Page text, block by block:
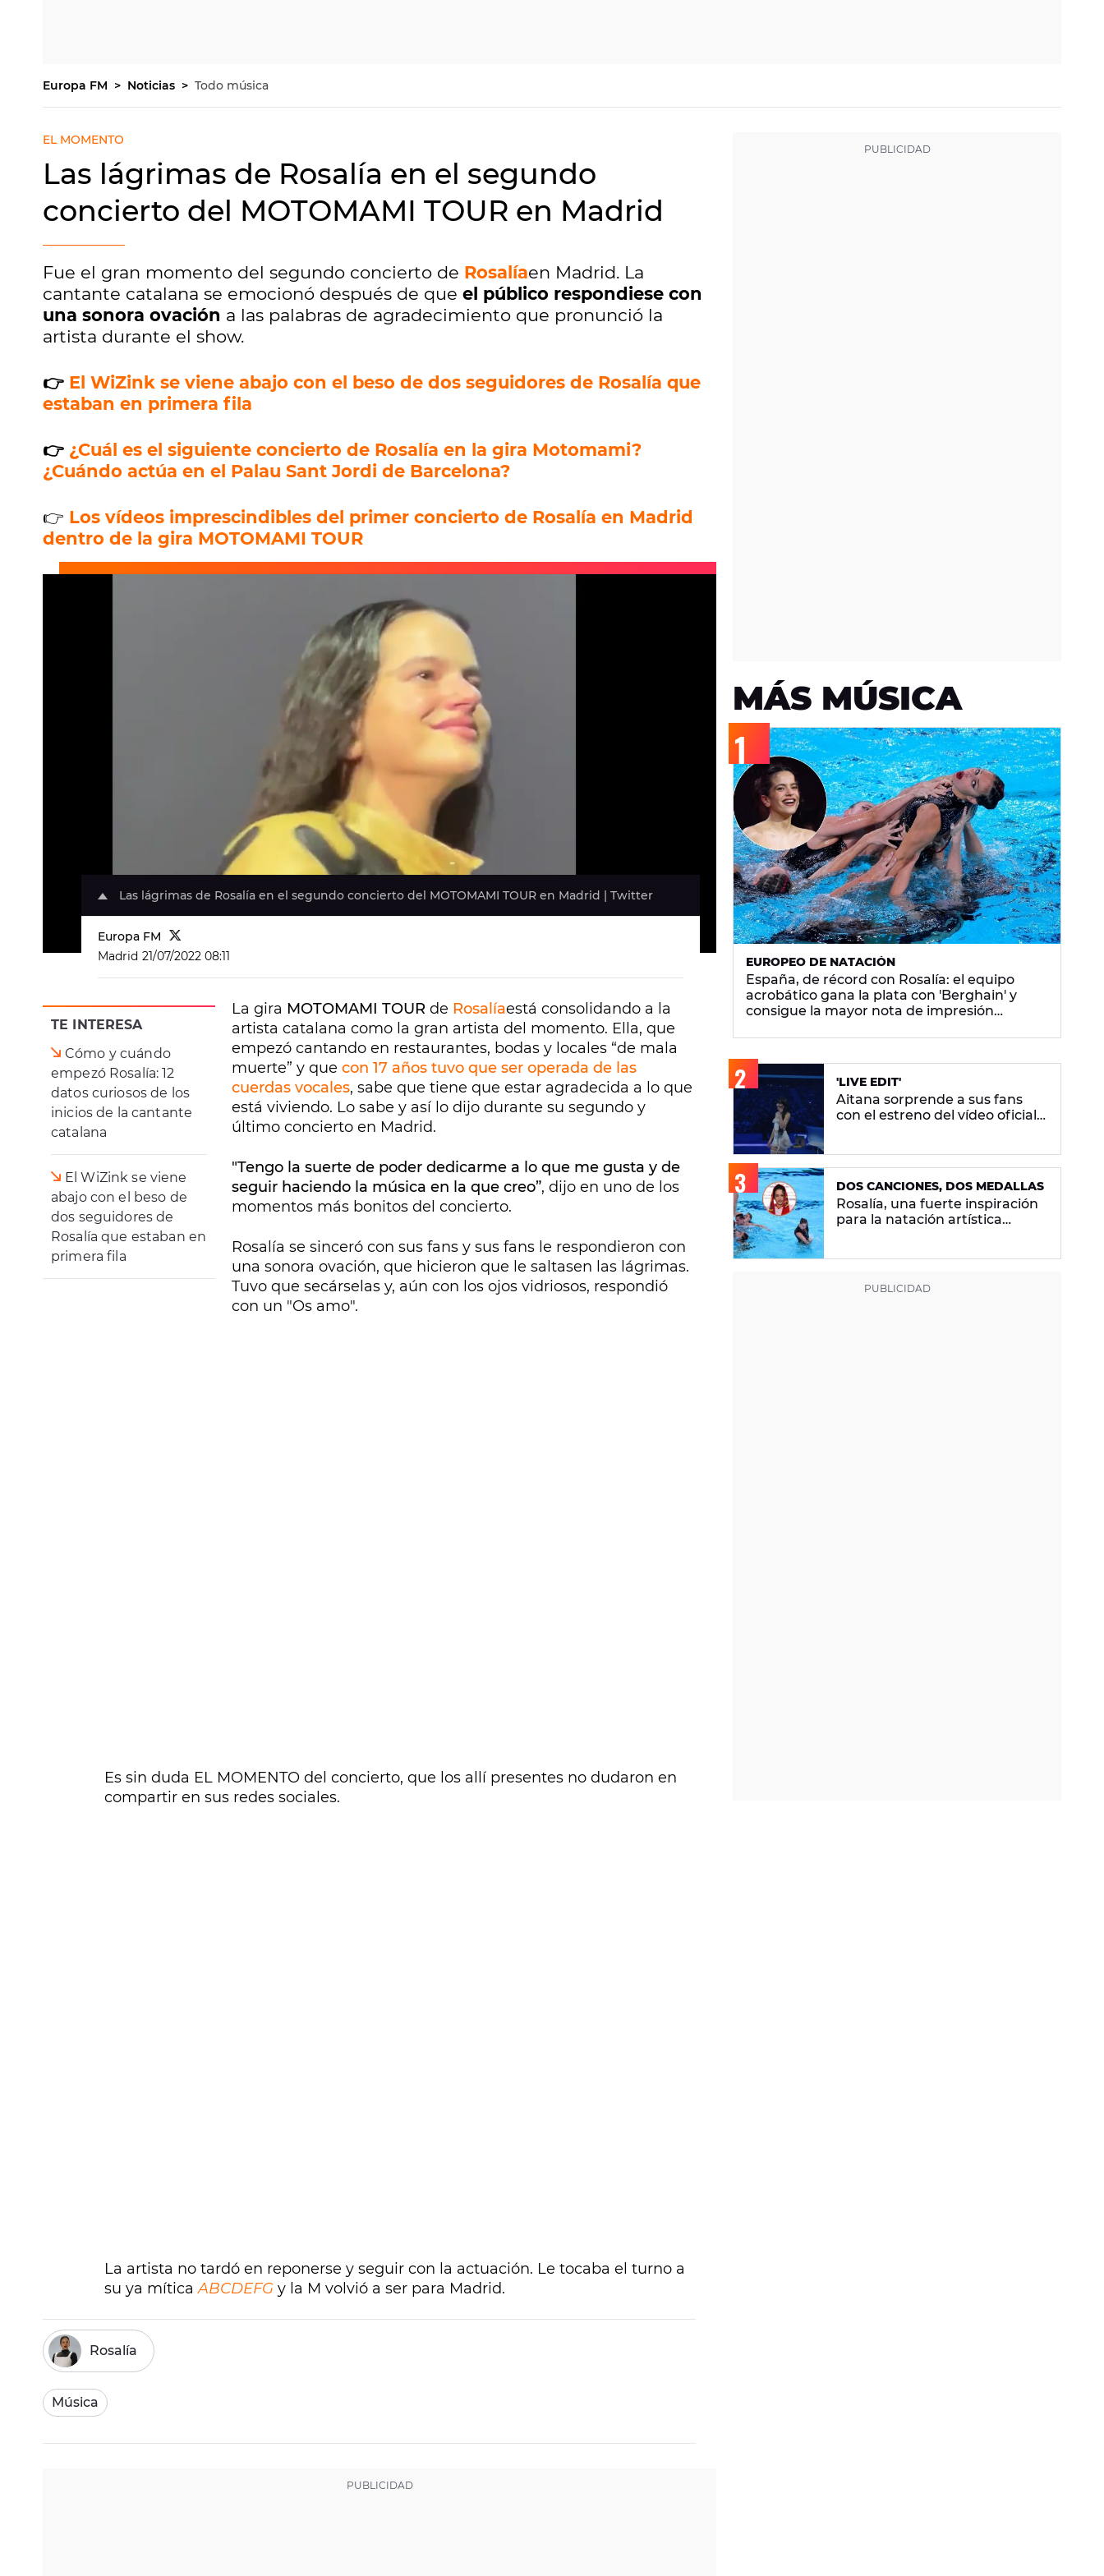
Europa FM Noticias Todo música
EL MOMENTO
Las lágrimas de Rosalía en el segundo
concierto del MOTOMAMI TOUR en Madrid
Fue el gran momento del segundo concierto de Rosalíaen Madrid. La
cantante catalana se emocionó después de que el público respondiese con
una sonora ovación a las palabras de agradecimiento que pronunció la
artista durante el show.
👉 El WiZink se viene abajo con el beso de dos seguidores de Rosalía que
estaban en primera fila
👉 ¿Cuál es el siguiente concierto de Rosalía en la gira Motomami?
¿Cuándo actúa en el Palau Sant Jordi de Barcelona?
👉 Los vídeos imprescindibles del primer concierto de Rosalía en Madrid
dentro de la gira MOTOMAMI TOUR
Las lágrimas de Rosalía en el segundo concierto del MOTOMAMI TOUR en Madrid | Twitter
Europa FM
Madrid 21/07/2022 08:11
TE INTERESA
Cómo y cuándo
empezó Rosalía: 12
datos curiosos de los
inicios de la cantante
catalana
El WiZink se viene
abajo con el beso de
dos seguidores de
Rosalía que estaban en
primera fila
La gira MOTOMAMI TOUR de Rosalíaestá consolidando a la
artista catalana como la gran artista del momento. Ella, que
empezó cantando en restaurantes, bodas y locales “de mala
muerte” y que con 17 años tuvo que ser operada de las
cuerdas vocales, sabe que tiene que estar agradecida a lo que
está viviendo. Lo sabe y así lo dijo durante su segundo y
último concierto en Madrid.
"Tengo la suerte de poder dedicarme a lo que me gusta y de
seguir haciendo la música en la que creo”, dijo en uno de los
momentos más bonitos del concierto.
Rosalía se sinceró con sus fans y sus fans le respondieron con
una sonora ovación, que hicieron que le saltasen las lágrimas.
Tuvo que secárselas y, aún con los ojos vidriosos, respondió
con un "Os amo".
Es sin duda EL MOMENTO del concierto, que los allí presentes no dudaron en
compartir en sus redes sociales.
La artista no tardó en reponerse y seguir con la actuación. Le tocaba el turno a
su ya míticaABCDEFG y la M volvió a ser para Madrid.
Rosalía
Música
MÁS MÚSICA
EUROPEO DE NATACIÓN
España, de récord con Rosalía: el equipo
acrobático gana la plata con 'Berghain' y
consigue la mayor nota de impresión
'LIVE EDIT'
Aitana sorprende a sus fans
con el estreno del vídeo oficial
DOS CANCIONES, DOS MEDALLAS
Rosalía, una fuerte inspiración
para la natación artística